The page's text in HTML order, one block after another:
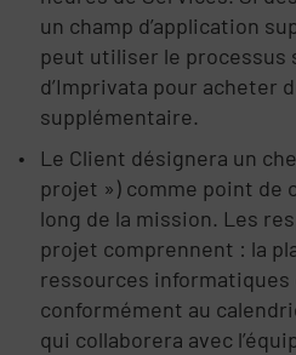
un champ d’application
peut utiliser le processus
d’Imprivata pour acheter
supplémentaire.
Le Client désignera un
projet ») comme point de
long de la mission. Les
projet comprennent : la
ressources informatiques
conformément au
qui collaborera avec